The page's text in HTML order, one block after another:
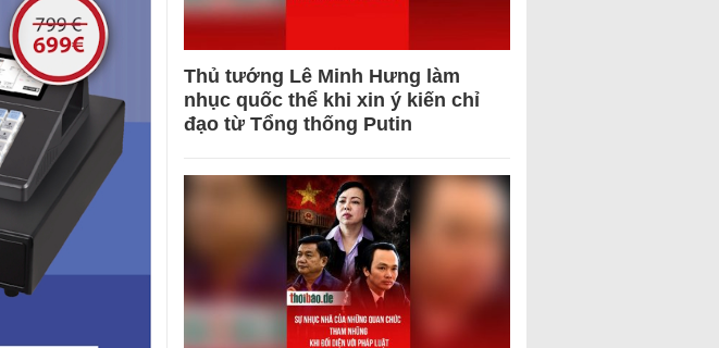
Thủ tướng Lê Minh Hưng làm
nhục quốc thể khi xin ý kiến chỉ
đạo từ Tổng thống Putin